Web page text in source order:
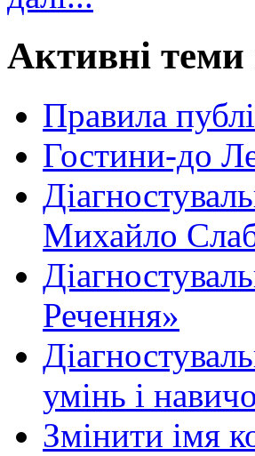
Активні теми
Правила
Гостини-до
Михайло
Речення»
умінь і
Змінити імя